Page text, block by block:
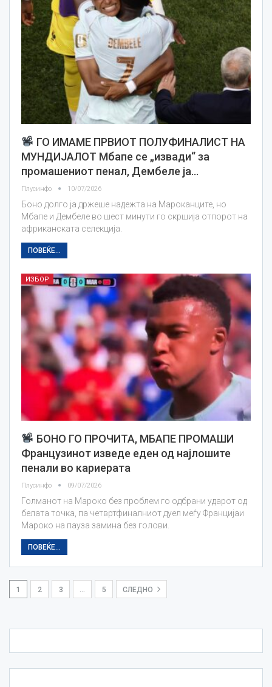
ГО ИМАМЕ ПРВИОТ ПОЛУФИНАЛИСТ НА
МУНДИЈАЛОТ Мбапе се „извади“ за
промашениот пенал, Дембеле ја…
Плусинфо 10/07/2026
Боно долго ја држеше надежта на Мароканците, но
Мбапе и Дембеле во шест минути го скршија отпорот на
африканската селекција.
ПОВЕЌЕ...
ИЗБОР
БОНО ГО ПРОЧИТА, МБАПЕ ПРОМАШИ
Французинот изведе еден од најлошите
пенали во кариерата
Плусинфо 09/07/2026
Голманот на Мароко без проблем го одбрани ударот од
белата точка, па четвртфиналниот дуел меѓу Францијаи
Мароко на пауза замина без голови.
ПОВЕЌЕ...
1 2 3 5 СЛЕДНО